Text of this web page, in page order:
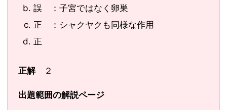
誤 ：子宮ではなく卵巣
正 ：シャクヤクも同様な作用
正
正解２
出題範囲の解説ページ